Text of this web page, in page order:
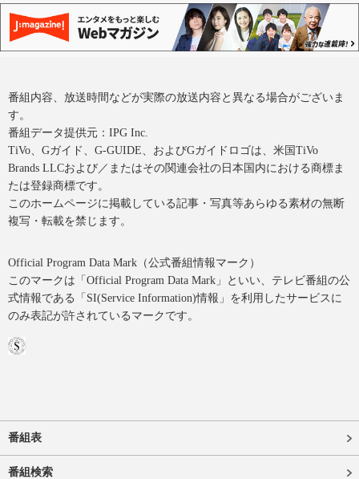
番組内容、放送時間などが実際の放送内容と異なる場合がございま
す。
番組データ提供元：IPG Inc.
TiVo、Gガイド、G-GUIDE、およびGガイドロゴは、米国TiVo
Brands LLCおよび／またはその関連会社の日本国内における商標ま
たは登録商標です。
このホームページに掲載している記事・写真等あらゆる素材の無断
複写・転載を禁じます。
Official Program Data Mark（公式番組情報マーク）
このマークは「Official Program Data Mark」といい、テレビ番組の公
式情報である「SI(Service Information)情報」を利用したサービスに
のみ表記が許されているマークです。
番組表
番組検索